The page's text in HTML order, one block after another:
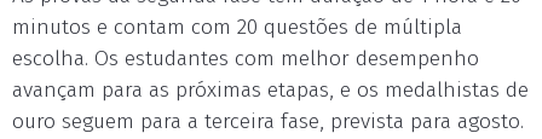
minutos e contam com 20 questões de múltipla
escolha. Os estudantes com melhor desempenho
avançam para as próximas etapas, e os medalhistas de
ouro seguem para a terceira fase, prevista para agosto.